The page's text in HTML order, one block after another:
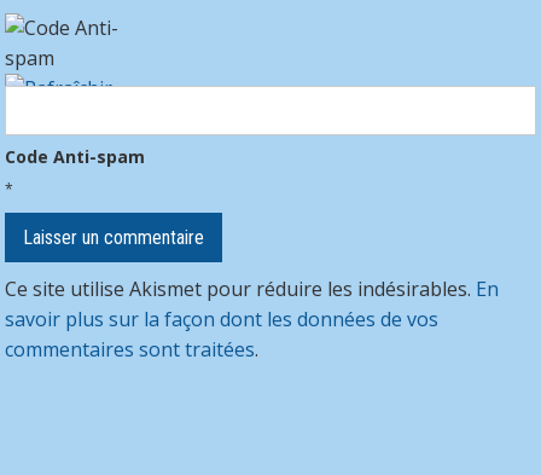
Code Anti-spam
*
Ce site utilise Akismet pour réduire les indésirables. En
savoir plus sur la façon dont les données de vos
commentaires sont traitées.